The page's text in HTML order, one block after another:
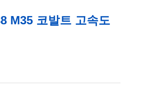
M35 코발트 고속도